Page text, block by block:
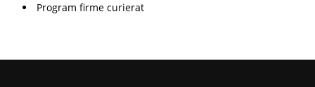
Program firme curierat